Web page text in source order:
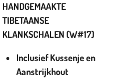
HANDGEMAAKTE
TIBETAANSE
KLANKSCHALEN (W#17)
Inclusief Kussenje en
Aanstrijkhout